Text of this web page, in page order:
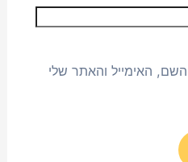
האימייל והאתר שלי